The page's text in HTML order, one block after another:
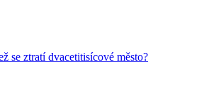
se ztratí dvacetitisícové město?